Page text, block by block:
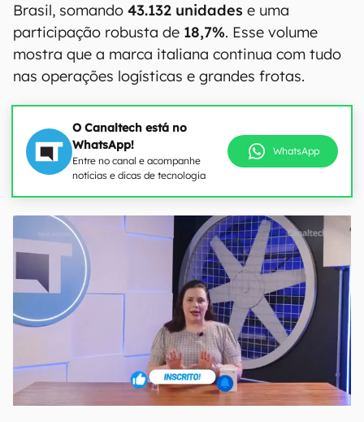
Brasil, somando 43.132 unidades e uma
participação robusta de 18,7%. Esse volume
mostra que a marca italiana continua com tudo
nas operações logísticas e grandes frotas.
O Canaltech está no
WhatsApp!
Entre no canal e acompanhe
notícias e dicas de tecnologia
WhatsApp